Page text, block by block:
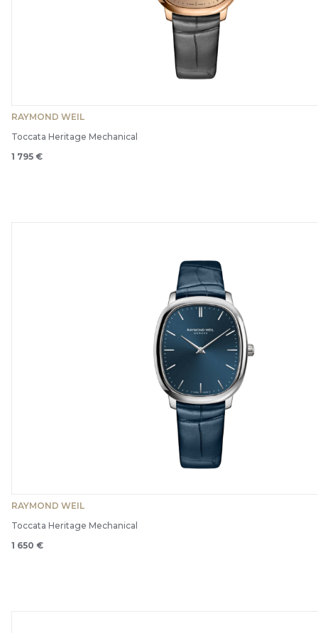
RAYMOND WEIL
Toccata Heritage Mechanical
1 795 €
RAYMOND WEIL
Toccata Heritage Mechanical
1 650 €